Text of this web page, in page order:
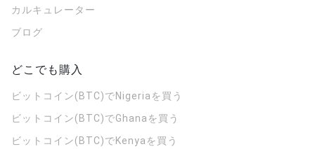
カルキュレーター
ブログ
どこでも購入
ビットコイン(BTC)でNigeriaを買う
ビットコイン(BTC)でGhanaを買う
ビットコイン(BTC)でKenyaを買う